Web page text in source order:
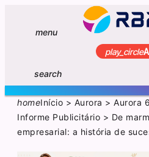
menu
play_circle
search
homeInício > Aurora >Aurora
Informe Publicitário > De
empresarial: a história de